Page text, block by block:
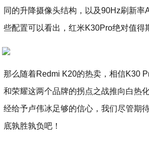
同的升降摄像头结构，以及90Hz刷新率
些配置可以看出，红米K30Pro绝对值得
那么随着Redmi K20的热卖，相信K30
和荣耀这两个品牌的拐点之战推向白热
经给予卢伟冰足够的信心，我们尽管期
底孰胜孰负吧！